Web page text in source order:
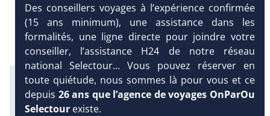
Infos météo :
29 °C
160 mm
29 °C
Infos plages :
Des conseillers voyages à l’expérience confirmée
(15 ans minimum), une assistance dans les
formalités, une ligne directe pour joindre votre
conseiller, l’assistance H24 de notre réseau
national Selectour... Vous pouvez réserver en
toute quiétude, nous sommes là pour vous et ce
depuis 26 ans que l’agence de voyages OnParOu
Selectour existe.